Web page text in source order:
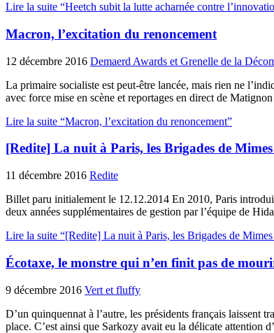
Lire la suite “Heetch subit la lutte acharnée contre
Macron, l’excitation du renoncement
12 décembre 2016 Demaerd Awards et Grenelle de la
La primaire socialiste est peut-être lancée, mais rien ne
avec force mise en scène et reportages en direct de
Lire la suite “Macron, l’excitation du renoncement”
[Redite] La nuit à Paris, les Brigades de
11 décembre 2016 Redite
Billet paru initialement le 12.12.2014 En 2010, Paris
deux années supplémentaires de gestion par l’équipe de
Lire la suite “[Redite] La nuit à Paris, les Brigades de
Écotaxe, le monstre qui n’en finit pas de
9 décembre 2016 Vert et fluffy
D’un quinquennat à l’autre, les présidents français laissent
place. C’est ainsi que Sarkozy avait eu la délicate